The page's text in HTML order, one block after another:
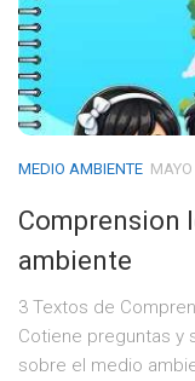
MEDIO AMBIENTE
Comprension
ambiente
3 Textos de
Cotiene preguntas y
sobre el medio